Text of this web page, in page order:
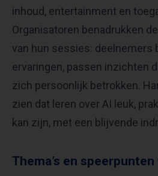
inhoud, entertainment en
Organisatoren benadrukken
van hun sessies: deelnemers
ervaringen, passen inzichten
zich persoonlijk betrokken.
zien dat leren over AI leuk,
kan zijn, met een blijvende
Thema’s en